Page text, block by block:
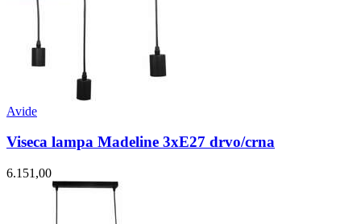
Avide
Viseca lampa Madeline 3xE27 drvo/crna
6.151,00